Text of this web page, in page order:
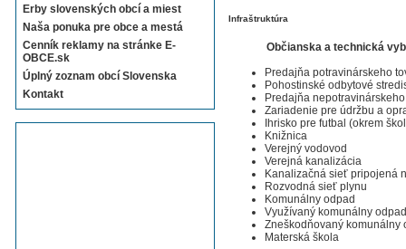
Erby slovenských obcí a miest
Naša ponuka pre obce a mestá
Cenník reklamy na stránke E-
OBCE.sk
Úplný zoznam obcí Slovenska
Kontakt
Infraštruktúra
Občianska a technická
Predajňa potravinárskeho
Pohostinské odbytové
Predajňa
Zariadenie pre údržbu a
Ihrisko pre futbal (okrem
Knižnica
Verejný vodovod
Verejná kanalizácia
Kanalizačná sieť pripojená
Rozvodná sieť plynu
Komunálny odpad
Využívaný komunálny odpad
Zneškodňovaný komunálny
Materská škola